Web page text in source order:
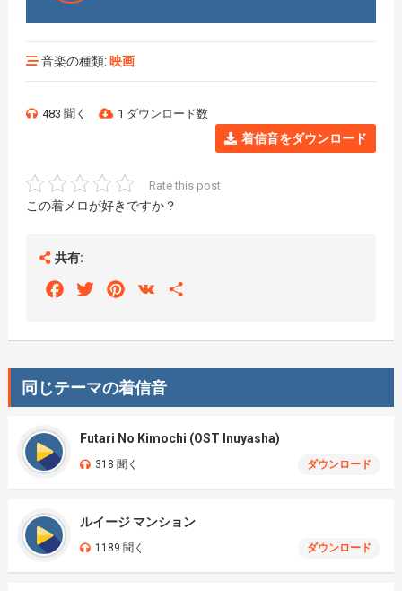
音楽の種類: 映画
483 聞く 1 ダウンロード数
着信音をダウンロード
Rate this post
この着メロが好きですか？
共有:
FacebookTwitterPinterest
VK
同じテーマの着信音
Futari No Kimochi (OST Inuyasha)
318 聞く ダウンロード
ルイージ マンション
1189 聞く ダウンロード